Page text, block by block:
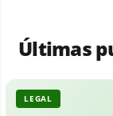
Últimas
LEGAL